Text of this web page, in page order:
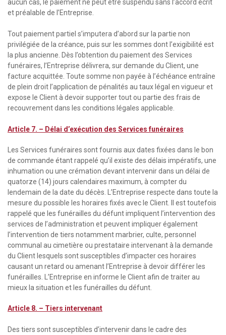
aucun cas, le paiement ne peut être suspendu sans l’accord écrit
et préalable de l’Entreprise.
Tout paiement partiel s’imputera d’abord sur la partie non
privilégiée de la créance, puis sur les sommes dont l’exigibilité est
la plus ancienne. Dès l’obtention du paiement des Services
funéraires, l’Entreprise délivrera, sur demande du Client, une
facture acquittée. Toute somme non payée à l’échéance entraîne
de plein droit l’application de pénalités au taux légal en vigueur et
expose le Client à devoir supporter tout ou partie des frais de
recouvrement dans les conditions légales applicable.
Article 7. – Délai d’exécution des Services funéraires
Les Services funéraires sont fournis aux dates fixées dans le bon
de commande étant rappelé qu’il existe des délais impératifs, une
inhumation ou une crémation devant intervenir dans un délai de
quatorze (14) jours calendaires maximum, à compter du
lendemain de la date du décès. L’Entreprise respecte dans toute la
mesure du possible les horaires fixés avec le Client. Il est toutefois
rappelé que les funérailles du défunt impliquent l’intervention des
services de l’administration et peuvent impliquer également
l’intervention de tiers notamment marbrier, culte, personnel
communal au cimetière ou prestataire intervenant à la demande
du Client lesquels sont susceptibles d’impacter ces horaires
causant un retard ou amenant l’Entreprise à devoir différer les
funérailles. L’Entreprise en informe le Client afin de traiter au
mieux la situation et les funérailles du défunt.
Article 8. – Tiers intervenant
Des tiers sont susceptibles d’intervenir dans le cadre des